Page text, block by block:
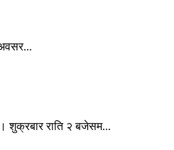
अवसर...
शुक्रबार राति २ बजेसम...